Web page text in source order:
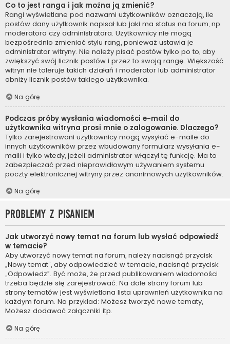
Co to jest ranga i jak można ją zmienić?
Rangi wyświetlane pod nazwami użytkowników oznaczają, ile
postów dany użytkownik napisał lub jaki ma status na forum, np.
moderatora czy administratora. Użytkownicy nie mogą
bezpośrednio zmieniać stylu rang, ponieważ ustawia je
administrator witryny. Nie należy pisać postów tylko po to, aby
zwiększyć swój licznik postów i przez to swoją rangę. Większość
witryn nie toleruje takich działań i moderator lub administrator
obniży licznik postów takiego użytkownika.
Na górę
Podczas próby wysłania wiadomości e-mail do
użytkownika witryna prosi mnie o zalogowanie. Dlaczego?
Tylko zarejestrowani użytkownicy mogą wysyłać e-maile do
innych użytkowników przez wbudowany formularz wysyłania e-
maili i tylko wtedy, jeżeli administrator włączył tę funkcję. Ma to
zabezpieczać przed nieprawidłowym używaniem systemu
poczty elektronicznej witryny przez anonimowych użytkowników.
Na górę
Problemy z pisaniem
Jak utworzyć nowy temat na forum lub wysłać odpowiedź
w temacie?
Aby utworzyć nowy temat na forum, należy nacisnąć przycisk
„Nowy temat”, aby odpowiedzieć w temacie, nacisnąć przycisk
„Odpowiedz”. Być może, że przed publikowaniem wiadomości
trzeba będzie się zarejestrować. Na dole strony forum lub
strony tematów jest wyświetlana lista uprawnień użytkownika na
każdym forum. Na przykład: Możesz tworzyć nowe tematy,
Możesz dodawać załączniki itp.
Na górę